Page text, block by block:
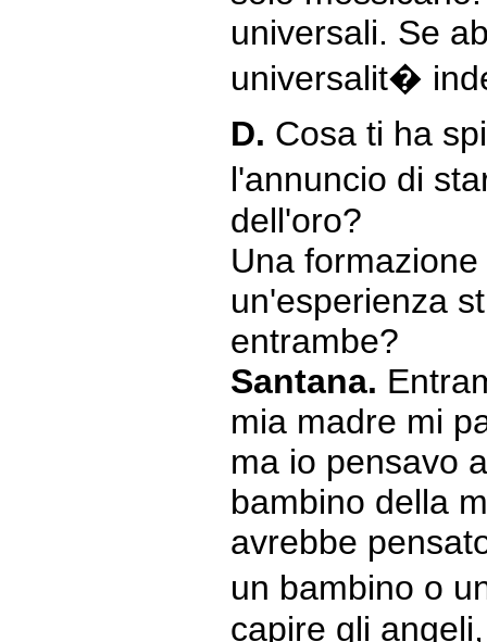
universali. Se
universalit�
D. Cosa ti ha
l'annuncio di
dell'oro?
Una
un'esperienza
entrambe?
Santana.
mia madre mi
ma io pensavo
bambino della
avrebbe
un bambino o
capire gli